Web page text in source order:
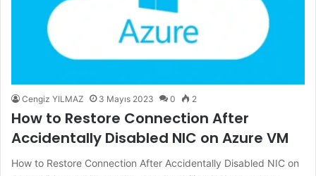
Cengiz YILMAZ 3 Mayıs 2023 0 2
How to Restore Connection After
Accidentally Disabled NIC on Azure VM
How to Restore Connection After Accidentally Disabled NIC on